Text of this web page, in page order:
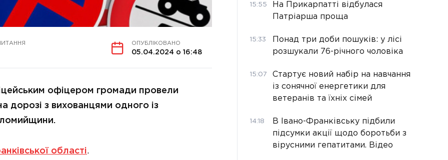
ОПУБЛІКОВАНО
05.04.2024 о 16:48
офіцером громади провели
дорозі з вихованцями одного із
області.
15:55
На Прикарпатті відбулася
Патріарша проща
15:33
Понад три доби пошуків: у лісі
розшукали 76-річного чоловіка
15:07
Стартує новий набір на навчання
із сонячної енергетики для
ветеранів та їхніх сімей
14:18
В Івано-Франківську підбили
підсумки акції щодо боротьби з
вірусними гепатитами. Відео